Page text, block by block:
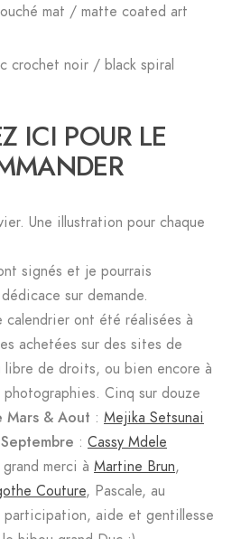
mat / matte coated art
crochet noir / black spiral
ICI POUR LE
Une illustration pour chaque
signés et je pourrais
sur demande.
calendrier ont été réalisées à
achetées sur des sites de
libre de droits, ou bien encore à
Cinq sur douze
Mars & Aout : Mejika Setsunai
Septembre : Cassy Mdele
grand merci à Martine Brun,
Couture, Pascale, au
participation, aide et gentillesse